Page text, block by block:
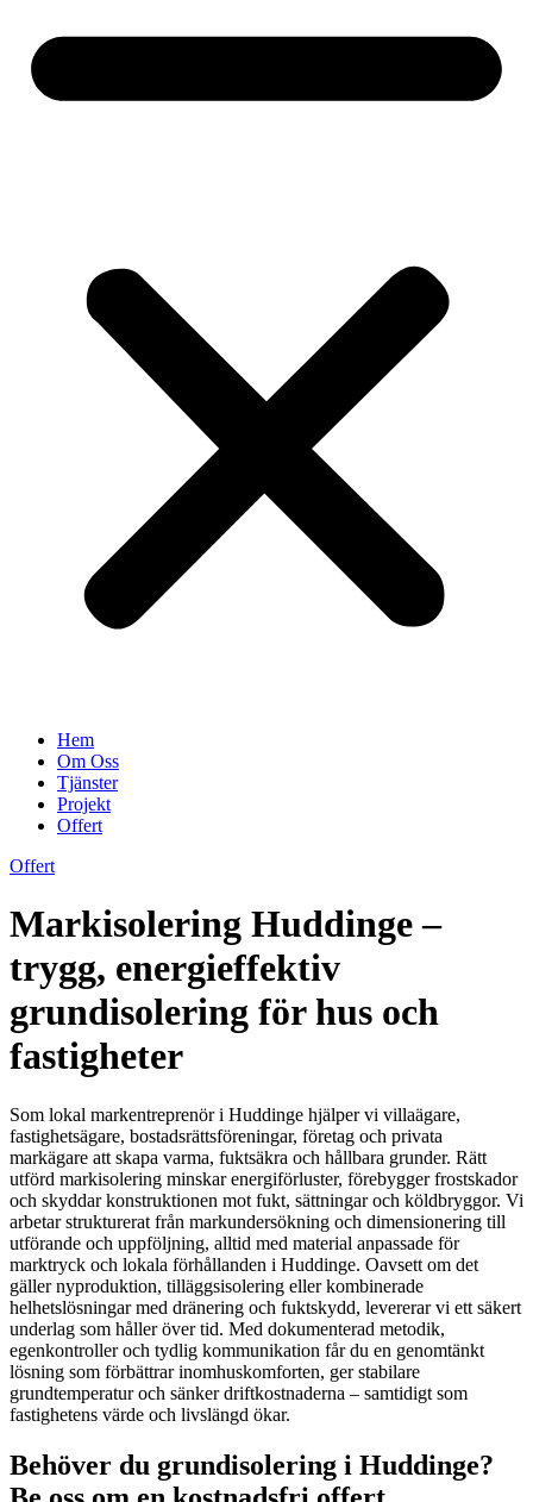
Hem
Om Oss
Tjänster
Projekt
Offert
Offert
Markisolering Huddinge –
trygg, energieffektiv
grundisolering för hus och
fastigheter
Som lokal markentreprenör i Huddinge hjälper vi villaägare,
fastighetsägare, bostadsrättsföreningar, företag och privata
markägare att skapa varma, fuktsäkra och hållbara grunder. Rätt
utförd markisolering minskar energiförluster, förebygger frostskador
och skyddar konstruktionen mot fukt, sättningar och köldbryggor. Vi
arbetar strukturerat från markundersökning och dimensionering till
utförande och uppföljning, alltid med material anpassade för
marktryck och lokala förhållanden i Huddinge. Oavsett om det
gäller nyproduktion, tilläggsisolering eller kombinerade
helhetslösningar med dränering och fuktskydd, levererar vi ett säkert
underlag som håller över tid. Med dokumenterad metodik,
egenkontroller och tydlig kommunikation får du en genomtänkt
lösning som förbättrar inomhuskomforten, ger stabilare
grundtemperatur och sänker driftkostnaderna – samtidigt som
fastighetens värde och livslängd ökar.
Behöver du grundisolering i Huddinge?